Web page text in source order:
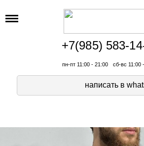
+7(985) 583-
пн-пт 11:00 - 21:00 сб-вс 11:00
написать в